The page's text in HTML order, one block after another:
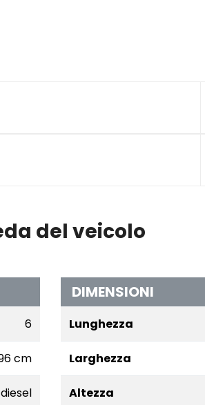
del veicolo
6
cm
DIMENSIONI
Lunghezza
Larghezza
Altezza